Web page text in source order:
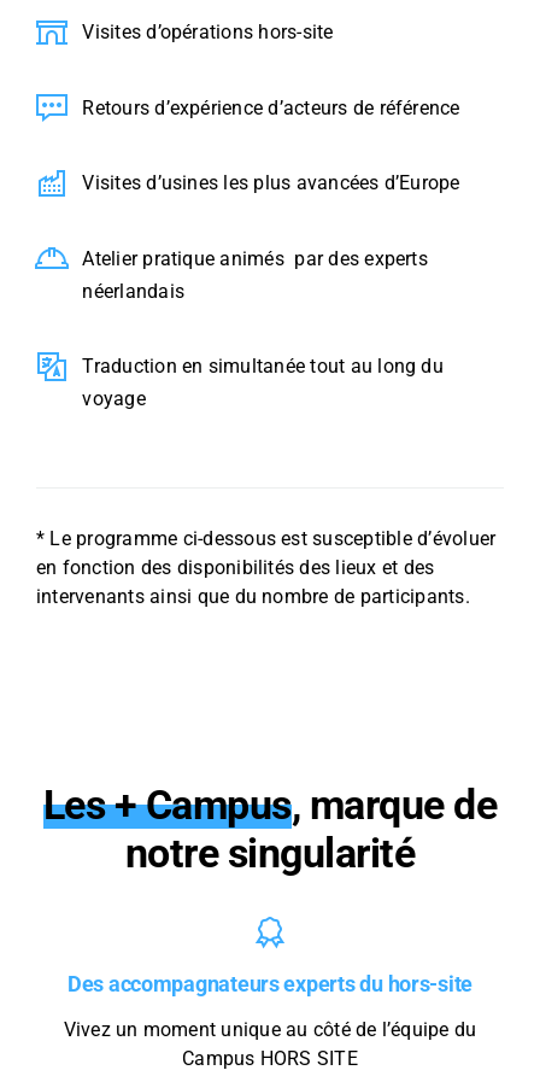
Visites d’opérations hors-site
Retours d’expérience d’acteurs de référence
Visites d’usines les plus avancées d’Europe
Atelier pratique animés par des experts
néerlandais
Traduction en simultanée tout au long du
voyage
* Le programme ci-dessous est susceptible d’évoluer
en fonction des disponibilités des lieux et des
intervenants ainsi que du nombre de participants.
Les + Campus, marque de
notre singularité
Des accompagnateurs experts du hors-site
Vivez un moment unique au côté de l’équipe du
Campus HORS SITE